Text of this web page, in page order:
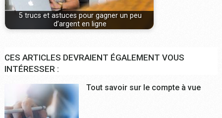
5 trucs et astuces pour gagner un peu
d’argent en ligne
CES ARTICLES DEVRAIENT ÉGALEMENT VOUS
INTÉRESSER :
Tout savoir sur le compte à vue